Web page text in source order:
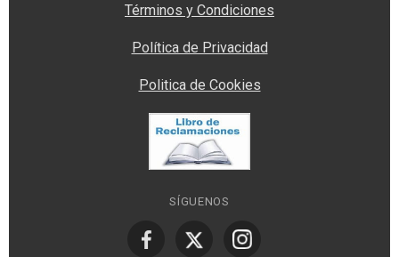
Términos y Condiciones
Política de Privacidad
Politica de Cookies
SÍGUENOS